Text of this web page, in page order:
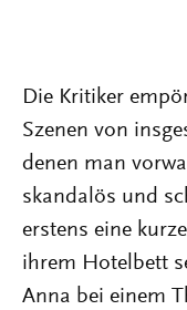
Die Kritiker
Szenen von
denen man
skandalös und
erstens eine
ihrem Hotelbett
Anna bei einem